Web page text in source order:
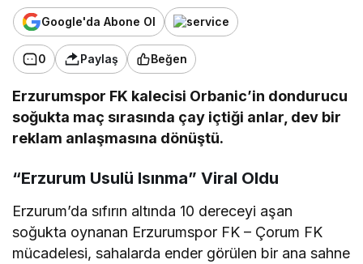
Google'da Abone Ol
0 Paylaş Beğen
Erzurumspor FK kalecisi Orbanic’in dondurucu
soğukta maç sırasında çay içtiği anlar, dev bir
reklam anlaşmasına dönüştü.
“Erzurum Usulü Isınma” Viral Oldu
Erzurum’da sıfırın altında 10 dereceyi aşan
soğukta oynanan Erzurumspor FK – Çorum FK
mücadelesi, sahalarda ender görülen bir ana sahne